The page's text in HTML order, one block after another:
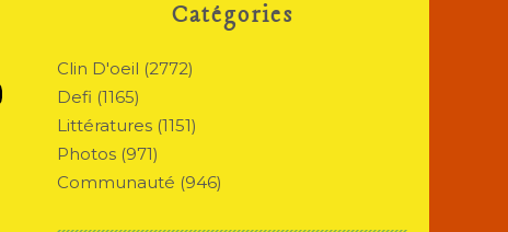
Catégories
Clin D'oeil (2772)
Defi (1165)
Littératures (1151)
Photos (971)
Communauté (946)